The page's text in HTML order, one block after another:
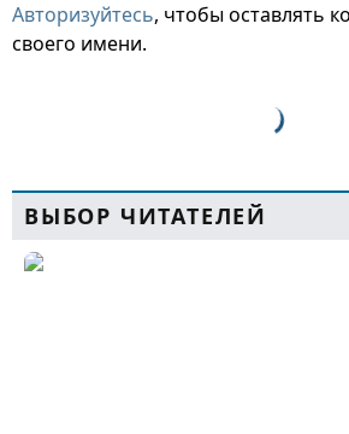
Авторизуйтесь, чтобы оставлять
своего имени.
ВЫБОР ЧИТАТЕЛЕЙ